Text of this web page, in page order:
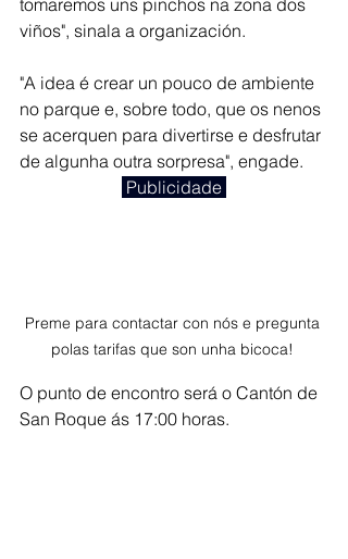
tomaremos uns pinchos na zona dos
viños", sinala a organización.
"A idea é crear un pouco de ambiente
no parque e, sobre todo, que os nenos
se acerquen para divertirse e desfrutar
de algunha outra sorpresa", engade.
Publicidade
Preme para contactar con nós e pregunta
polas tarifas que son unha bicoca!
O punto de encontro será o Cantón de
San Roque ás 17:00 horas.